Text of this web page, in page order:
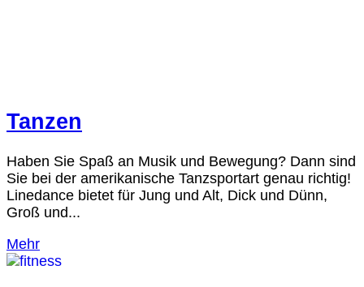
Tanzen
Haben Sie Spaß an Musik und Bewegung? Dann sind
Sie bei der amerikanische Tanzsportart genau richtig!
Linedance bietet für Jung und Alt, Dick und Dünn,
Groß und...
Mehr